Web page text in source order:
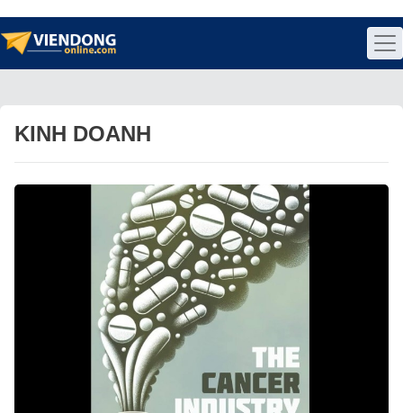
KINH DOANH